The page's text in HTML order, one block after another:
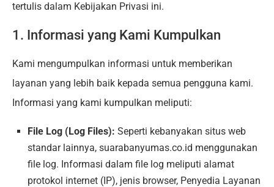
tertulis dalam Kebijakan Privasi ini.
1. Informasi yang Kami Kumpulkan
Kami mengumpulkan informasi untuk memberikan
layanan yang lebih baik kepada semua pengguna kami.
Informasi yang kami kumpulkan meliputi:
File Log (Log Files): Seperti kebanyakan situs web
standar lainnya, suarabanyumas.co.id menggunakan
file log. Informasi dalam file log meliputi alamat
protokol internet (IP), jenis browser, Penyedia Layanan